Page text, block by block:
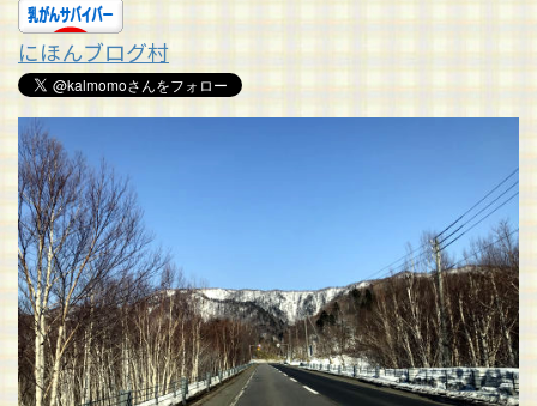
にほんブログ村